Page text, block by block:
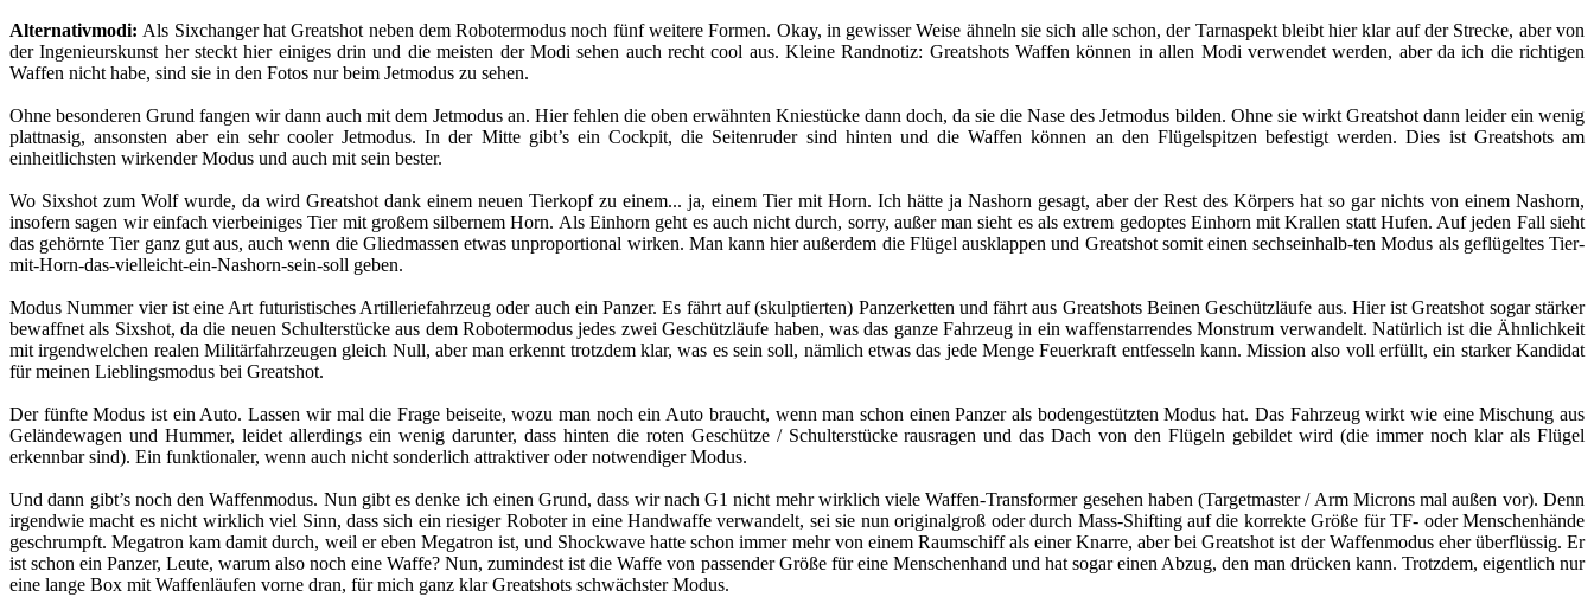
Alternativmodi: Als Sixchanger hat Greatshot neben dem Robotermodus noch fünf weitere Formen. Okay, in gewisser Weise ähneln sie sich alle schon, der Tarnaspekt bleibt hier klar auf der Strecke, aber von
der Ingenieurskunst her steckt hier einiges drin und die meisten der Modi sehen auch recht cool aus. Kleine Randnotiz: Greatshots Waffen können in allen Modi verwendet werden, aber da ich die richtigen
Waffen nicht habe, sind sie in den Fotos nur beim Jetmodus zu sehen.
Ohne besonderen Grund fangen wir dann auch mit dem Jetmodus an. Hier fehlen die oben erwähnten Kniestücke dann doch, da sie die Nase des Jetmodus bilden. Ohne sie wirkt Greatshot dann leider ein wenig
plattnasig, ansonsten aber ein sehr cooler Jetmodus. In der Mitte gibt’s ein Cockpit, die Seitenruder sind hinten und die Waffen können an den Flügelspitzen befestigt werden. Dies ist Greatshots am
einheitlichsten wirkender Modus und auch mit sein bester.
Wo Sixshot zum Wolf wurde, da wird Greatshot dank einem neuen Tierkopf zu einem... ja, einem Tier mit Horn. Ich hätte ja Nashorn gesagt, aber der Rest des Körpers hat so gar nichts von einem Nashorn,
insofern sagen wir einfach vierbeiniges Tier mit großem silbernem Horn. Als Einhorn geht es auch nicht durch, sorry, außer man sieht es als extrem gedoptes Einhorn mit Krallen statt Hufen. Auf jeden Fall sieht
das gehörnte Tier ganz gut aus, auch wenn die Gliedmassen etwas unproportional wirken. Man kann hier außerdem die Flügel ausklappen und Greatshot somit einen sechseinhalb-ten Modus als geflügeltes Tier-
mit-Horn-das-vielleicht-ein-Nashorn-sein-soll geben.
Modus Nummer vier ist eine Art futuristisches Artilleriefahrzeug oder auch ein Panzer. Es fährt auf (skulptierten) Panzerketten und fährt aus Greatshots Beinen Geschützläufe aus. Hier ist Greatshot sogar stärker
bewaffnet als Sixshot, da die neuen Schulterstücke aus dem Robotermodus jedes zwei Geschützläufe haben, was das ganze Fahrzeug in ein waffenstarrendes Monstrum verwandelt. Natürlich ist die Ähnlichkeit
mit irgendwelchen realen Militärfahrzeugen gleich Null, aber man erkennt trotzdem klar, was es sein soll, nämlich etwas das jede Menge Feuerkraft entfesseln kann. Mission also voll erfüllt, ein starker Kandidat
für meinen Lieblingsmodus bei Greatshot.
Der fünfte Modus ist ein Auto. Lassen wir mal die Frage beiseite, wozu man noch ein Auto braucht, wenn man schon einen Panzer als bodengestützten Modus hat. Das Fahrzeug wirkt wie eine Mischung aus
Geländewagen und Hummer, leidet allerdings ein wenig darunter, dass hinten die roten Geschütze / Schulterstücke rausragen und das Dach von den Flügeln gebildet wird (die immer noch klar als Flügel
erkennbar sind). Ein funktionaler, wenn auch nicht sonderlich attraktiver oder notwendiger Modus.
Und dann gibt’s noch den Waffenmodus. Nun gibt es denke ich einen Grund, dass wir nach G1 nicht mehr wirklich viele Waffen-Transformer gesehen haben (Targetmaster / Arm Microns mal außen vor). Denn
irgendwie macht es nicht wirklich viel Sinn, dass sich ein riesiger Roboter in eine Handwaffe verwandelt, sei sie nun originalgroß oder durch Mass-Shifting auf die korrekte Größe für TF- oder Menschenhände
geschrumpft. Megatron kam damit durch, weil er eben Megatron ist, und Shockwave hatte schon immer mehr von einem Raumschiff als einer Knarre, aber bei Greatshot ist der Waffenmodus eher überflüssig. Er
ist schon ein Panzer, Leute, warum also noch eine Waffe? Nun, zumindest ist die Waffe von passender Größe für eine Menschenhand und hat sogar einen Abzug, den man drücken kann. Trotzdem, eigentlich nur
eine lange Box mit Waffenläufen vorne dran, für mich ganz klar Greatshots schwächster Modus.